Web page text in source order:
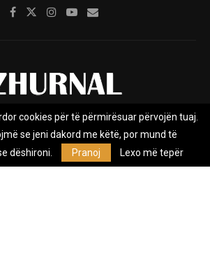
Impresumi Marketing
Kontakt
Privacy Policy
e Lajmeve e pavarur, e themeluar në vitin
cookies për të përmirësuar përvojën tuaj.
se jeni dakord me këtë, por mund të
dëshironi.
Pranoj Lexo më tepër